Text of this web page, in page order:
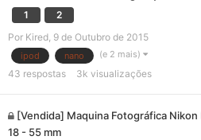
1
2
Por Kired 9 de Outubro de 2015
ipod nano (e 2 mais)
43 respostas 3k visualizações
[Vendida] Maquina Fotográfica Nikon
18 - 55 mm